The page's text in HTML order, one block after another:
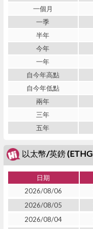
一個月
一季
半年
今年
一年
自今年高點
自今年低點
兩年
三年
五年
日期
2026/08/06
2026/08/05
2026/08/04